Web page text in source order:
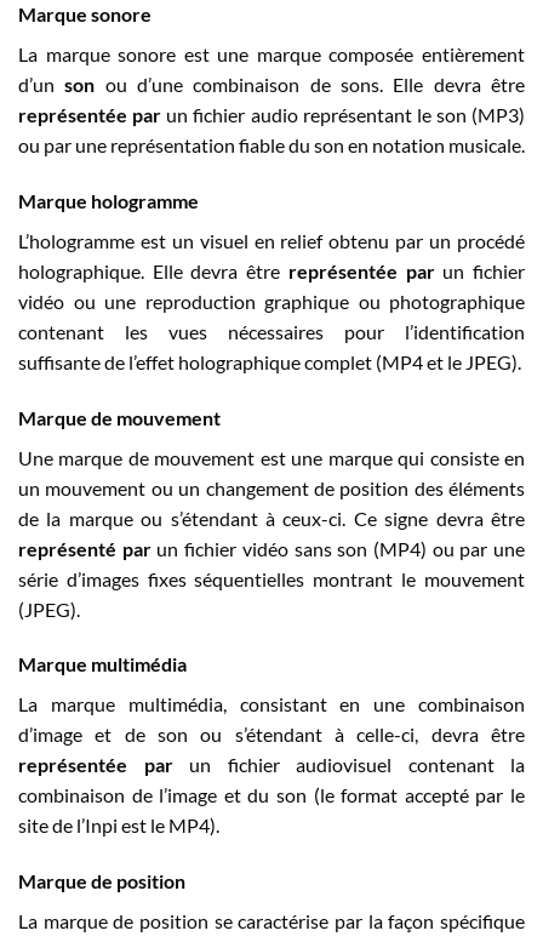
Marque sonore
La marque sonore est une marque composée entièrement
d’unson ou d’une combinaison de sons. Elle devra être
représentée par un fichier audio représentant le son (MP3)
ou par une représentation fiable du son en notation musicale.
Marque hologramme
L’hologramme est un visuel en relief obtenu par un procédé
holographique. Elle devra être représentée parun fichier
vidéo ou une reproduction graphique ou photographique
contenant les vues nécessaires pour l’identification
suffisante de l’effet holographique complet (MP4 et le JPEG).
Marque de mouvement
Une marque de mouvement est une marque qui consiste en
un mouvement ou un changement de position des éléments
de la marque ou s’étendant à ceux-ci. Ce signe devra être
représenté parun fichier vidéo sans son (MP4) ou par une
série d’images fixes séquentielles montrant le mouvement
(JPEG).
Marque multimédia
La marque multimédia, consistant en une combinaison
d’image et de son ou s’étendant à celle-ci, devra être
représentée parun fichier audiovisuel contenant la
combinaison de l’image et du son (le format accepté par le
site de l’Inpi est le MP4).
Marque de position
La marque de position se caractérise par la façon spécifique